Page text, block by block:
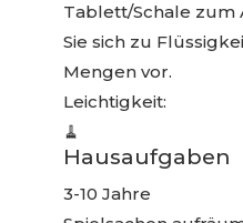
Tablett/Schale zum
Sie sich zu
Mengen vor.
Leichtigkeit:
🧹
Hausaufgaben
3-10 Jahre